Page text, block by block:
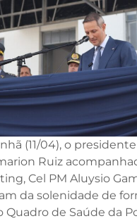
(11/04), o presidente
Ruiz
Cel PM Aluysio
da solenidade de
Quadro de Saúde da